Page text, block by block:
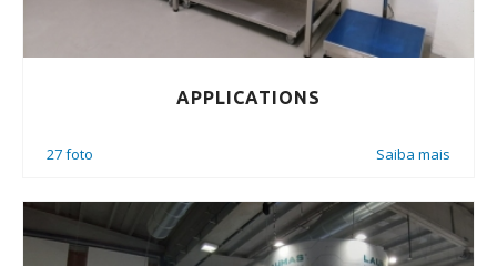
APPLICATIONS
27 foto Saiba mais